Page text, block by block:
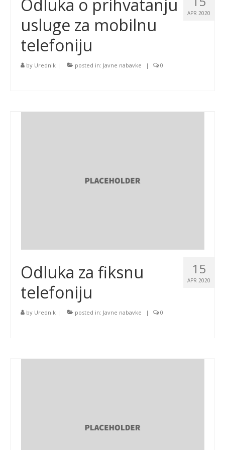
APR 2020
Odluka o prihvatanju
usluge za mobilnu
telefoniju
by Urednik | posted in: Javne nabavke | 0
15
APR 2020
Odluka za fiksnu
telefoniju
by Urednik | posted in: Javne nabavke | 0